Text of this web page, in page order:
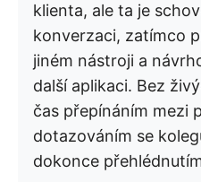
klienta, ale ta je
konverzaci, zatímco
jiném nástroji a
další aplikaci. Bez
čas přepínáním mezi
dotazováním se
dokonce